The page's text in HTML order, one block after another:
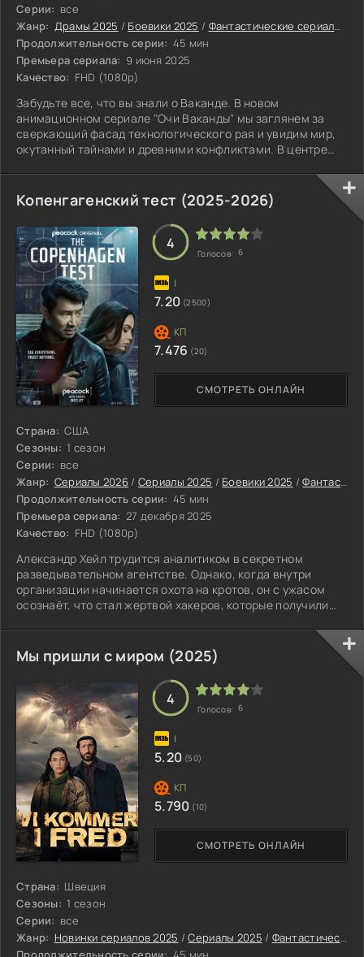
Серии: все
Жанр: Драмы 2025 / Боевики 2025 / Фантастические сериалы 2025
Продолжительность серии: 45 мин
Премьера сериала: 9 июня 2025
Качество: FHD (1080p)
Забудьте все, что вы знали о Ваканде. В новом
анимационном сериале "Очи Ваканды" мы заглянем за
сверкающий фасад технологического рая и увидим мир,
окутанный тайнами и древними конфликтами. В центре
Заразэ – элитный орден, веками охраняющий секреты
Ваканды, путешествуя по миру в поисках опасного
вибраниума.
Копенгагенский тест (2025-2026)
Страна: США
Сезоны: 1 сезон
Серии: все
Жанр: Сериалы 2026 / Сериалы 2025 / Боевики 2025 /Фантастические сериалы 2025
Продолжительность серии: 45 мин
Премьера сериала: 27 декабря 2025
Качество: FHD (1080p)
Александр Хейл трудится аналитиком в секретном
разведывательном агентстве. Однако, когда внутри
организации начинается охота на кротов, он с ужасом
осознаёт, что стал жертвой хакеров, которые получили
слышать всё, что воспринимает он сам. Александр
оказывается в отчаянной ситуации: агентство
настойчиво ищет предателя, а хакеры в любой момент
могут его разоблачить или манипулировать им. Ему
приходится сохранять видимость нормальной работы,
СМОТРЕТЬ ОНЛАЙН
4
Голосов: 6
7.20 (2500)
7.476 (20)
Мы пришли с миром (2025)
Страна: Швеция
Сезоны: 1 сезон
Серии: все
Жанр: Новинки сериалов 2025 /Сериалы 2025 / Фантастические сериалы 2025
СМОТРЕТЬ ОНЛАЙН
4
Голосов: 6
5.20 (50)
5.790 (10)